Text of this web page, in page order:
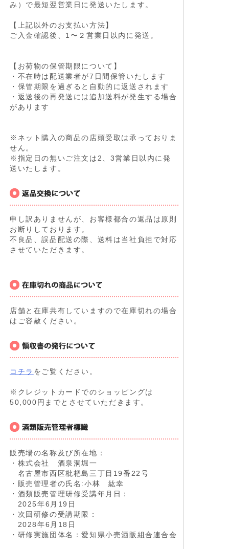
み）で最短翌営業日に発送いたします。
【上記以外のお支払い方法】
ご入金確認後、1〜２営業日以内に発送。
【お荷物の保管期限について】
・不在時は配送業者が7日間保管いたします
・保管期限を過ぎると自動的に返送されます
・返送後の再発送には追加送料が発生する場合
があります
※ネット購入の商品の店頭受取は承っておりま
せん。
※指定日の無いご注文は2、3営業日以内に発
送いたします。
申し訳ありませんが、お客様都合の返品は原則
お断りしております。
不良品、誤品配送の際、送料は当社負担で対応
させていただきます。
店舗と在庫共有していますので在庫切れの場合
はご容赦ください。
コチラ をご覧ください。
※クレジットカードでのショッピングは
50,000円までとさせていただきます。
販売場の名称及び所在地：
・株式会社 酒泉洞堀一
名古屋市西区枇杷島三丁目19番22号
・販売管理者の氏名:小林 紘幸
・酒類販売管理研修受講年月日：
2025年6月19日
・次回研修の受講期限：
2028年6月18日
・研修実施団体名：愛知県小売酒販組合連合会